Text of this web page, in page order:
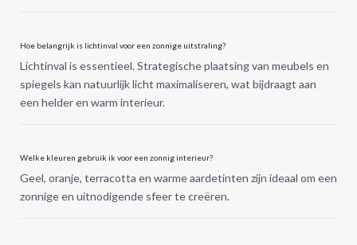
Hoe belangrijk is lichtinval voor een zonnige uitstraling?
Lichtinval is essentieel. Strategische plaatsing van meubels en
spiegels kan natuurlijk licht maximaliseren, wat bijdraagt aan
een helder en warm interieur.
Welke kleuren gebruik ik voor een zonnig interieur?
Geel, oranje, terracotta en warme aardetinten zijn ideaal om een
zonnige en uitnodigende sfeer te creëren.